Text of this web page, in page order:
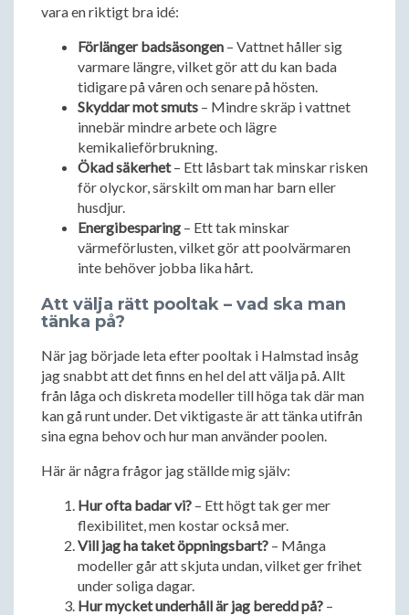
vara en riktigt bra idé:
Förlänger badsäsongen – Vattnet håller sig
varmare längre, vilket gör att du kan bada
tidigare på våren och senare på hösten.
Skyddar mot smuts – Mindre skräp i vattnet
innebär mindre arbete och lägre
kemikalieförbrukning.
Ökad säkerhet– Ett låsbart tak minskar risken
för olyckor, särskilt om man har barn eller
husdjur.
Energibesparing – Ett tak minskar
värmeförlusten, vilket gör att poolvärmaren
inte behöver jobba lika hårt.
Att välja rätt pooltak – vad ska man
tänka på?
När jag började leta efter pooltak i Halmstad insåg
jag snabbt att det finns en hel del att välja på. Allt
från låga och diskreta modeller till höga tak där man
kan gå runt under. Det viktigaste är att tänka utifrån
sina egna behov och hur man använder poolen.
Här är några frågor jag ställde mig själv:
Hur ofta badar vi? – Ett högt tak ger mer
flexibilitet, men kostar också mer.
Vill jag ha taket öppningsbart? – Många
modeller går att skjuta undan, vilket ger frihet
under soliga dagar.
Hur mycket underhåll är jag beredd på? –